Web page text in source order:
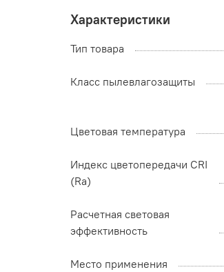
Характеристики
Тип товара
Класс пылевлагозащиты
Цветовая температура
Индекс цветопередачи CRI
(Ra)
Расчетная световая
эффективность
Место применения